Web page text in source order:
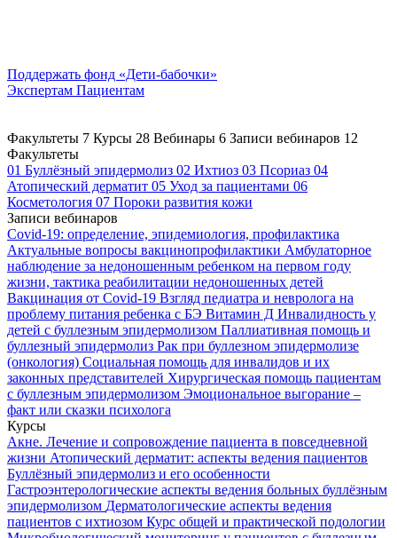
Поддержать фонд «Дети-бабочки»
Экспертам Пациентам
Факультеты 7 Курсы 28 Вебинары 6 Записи вебинаров 12
Факультеты
01 Буллёзный эпидермолиз 02 Ихтиоз 03 Псориаз 04
Атопический дерматит 05 Уход за пациентами 06
Косметология 07 Пороки развития кожи
Записи вебинаров
Covid-19: определение, эпидемиология, профилактика
Актуальные вопросы вакцинопрофилактики Амбулаторное
наблюдение за недоношенным ребенком на первом году
жизни, тактика реабилитации недоношенных детей
Вакцинация от Covid-19 Взгляд педиатра и невролога на
проблему питания ребенка с БЭ Витамин Д Инвалидность у
детей с буллезным эпидермолизом Паллиативная помощь и
буллезный эпидермолиз Рак при буллезном эпидермолизе
(онкология) Социальная помощь для инвалидов и их
законных представителей Хирургическая помощь пациентам
с буллезным эпидермолизом Эмоциональное выгорание –
факт или сказки психолога
Курсы
Акне. Лечение и сопровождение пациента в повседневной
жизни Атопический дерматит: аспекты ведения пациентов
Буллёзный эпидермолиз и его особенности
Гастроэнтерологические аспекты ведения больных буллёзным
эпидермолизом Дерматологические аспекты ведения
пациентов с ихтиозом Курс общей и практической подологии